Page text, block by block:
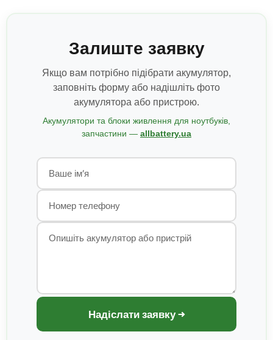
Залиште заявку
Якщо вам потрібно підібрати акумулятор,
заповніть форму або надішліть фото
акумулятора або пристрою.
Акумулятори та блоки живлення для ноутбуків,
запчастини — allbattery.ua
Надіслати заявку →